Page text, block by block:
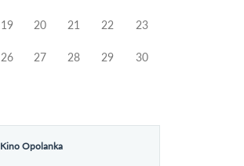
19 20 21 22 23
26 27 28 29 30
Kino Opolanka